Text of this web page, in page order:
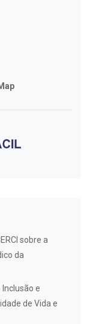
sobre a
da
Inclusão e
de Vida e